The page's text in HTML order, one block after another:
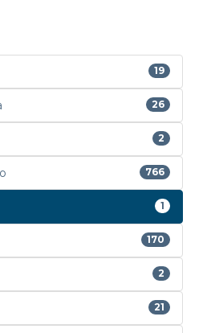
19
26
2
766
1
170
2
21